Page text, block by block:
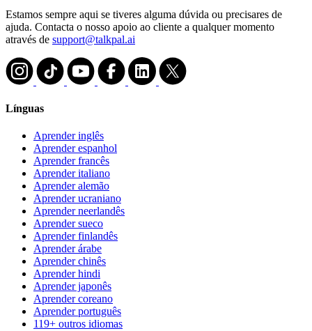
Estamos sempre aqui se tiveres alguma dúvida ou precisares de
ajuda. Contacta o nosso apoio ao cliente a qualquer momento
através de support@talkpal.ai
Línguas
Aprender inglês
Aprender espanhol
Aprender francês
Aprender italiano
Aprender alemão
Aprender ucraniano
Aprender neerlandês
Aprender sueco
Aprender finlandês
Aprender árabe
Aprender chinês
Aprender hindi
Aprender japonês
Aprender coreano
Aprender português
119+ outros idiomas